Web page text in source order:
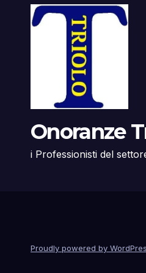
Onoranze
i Professionisti del
Proudly powered by